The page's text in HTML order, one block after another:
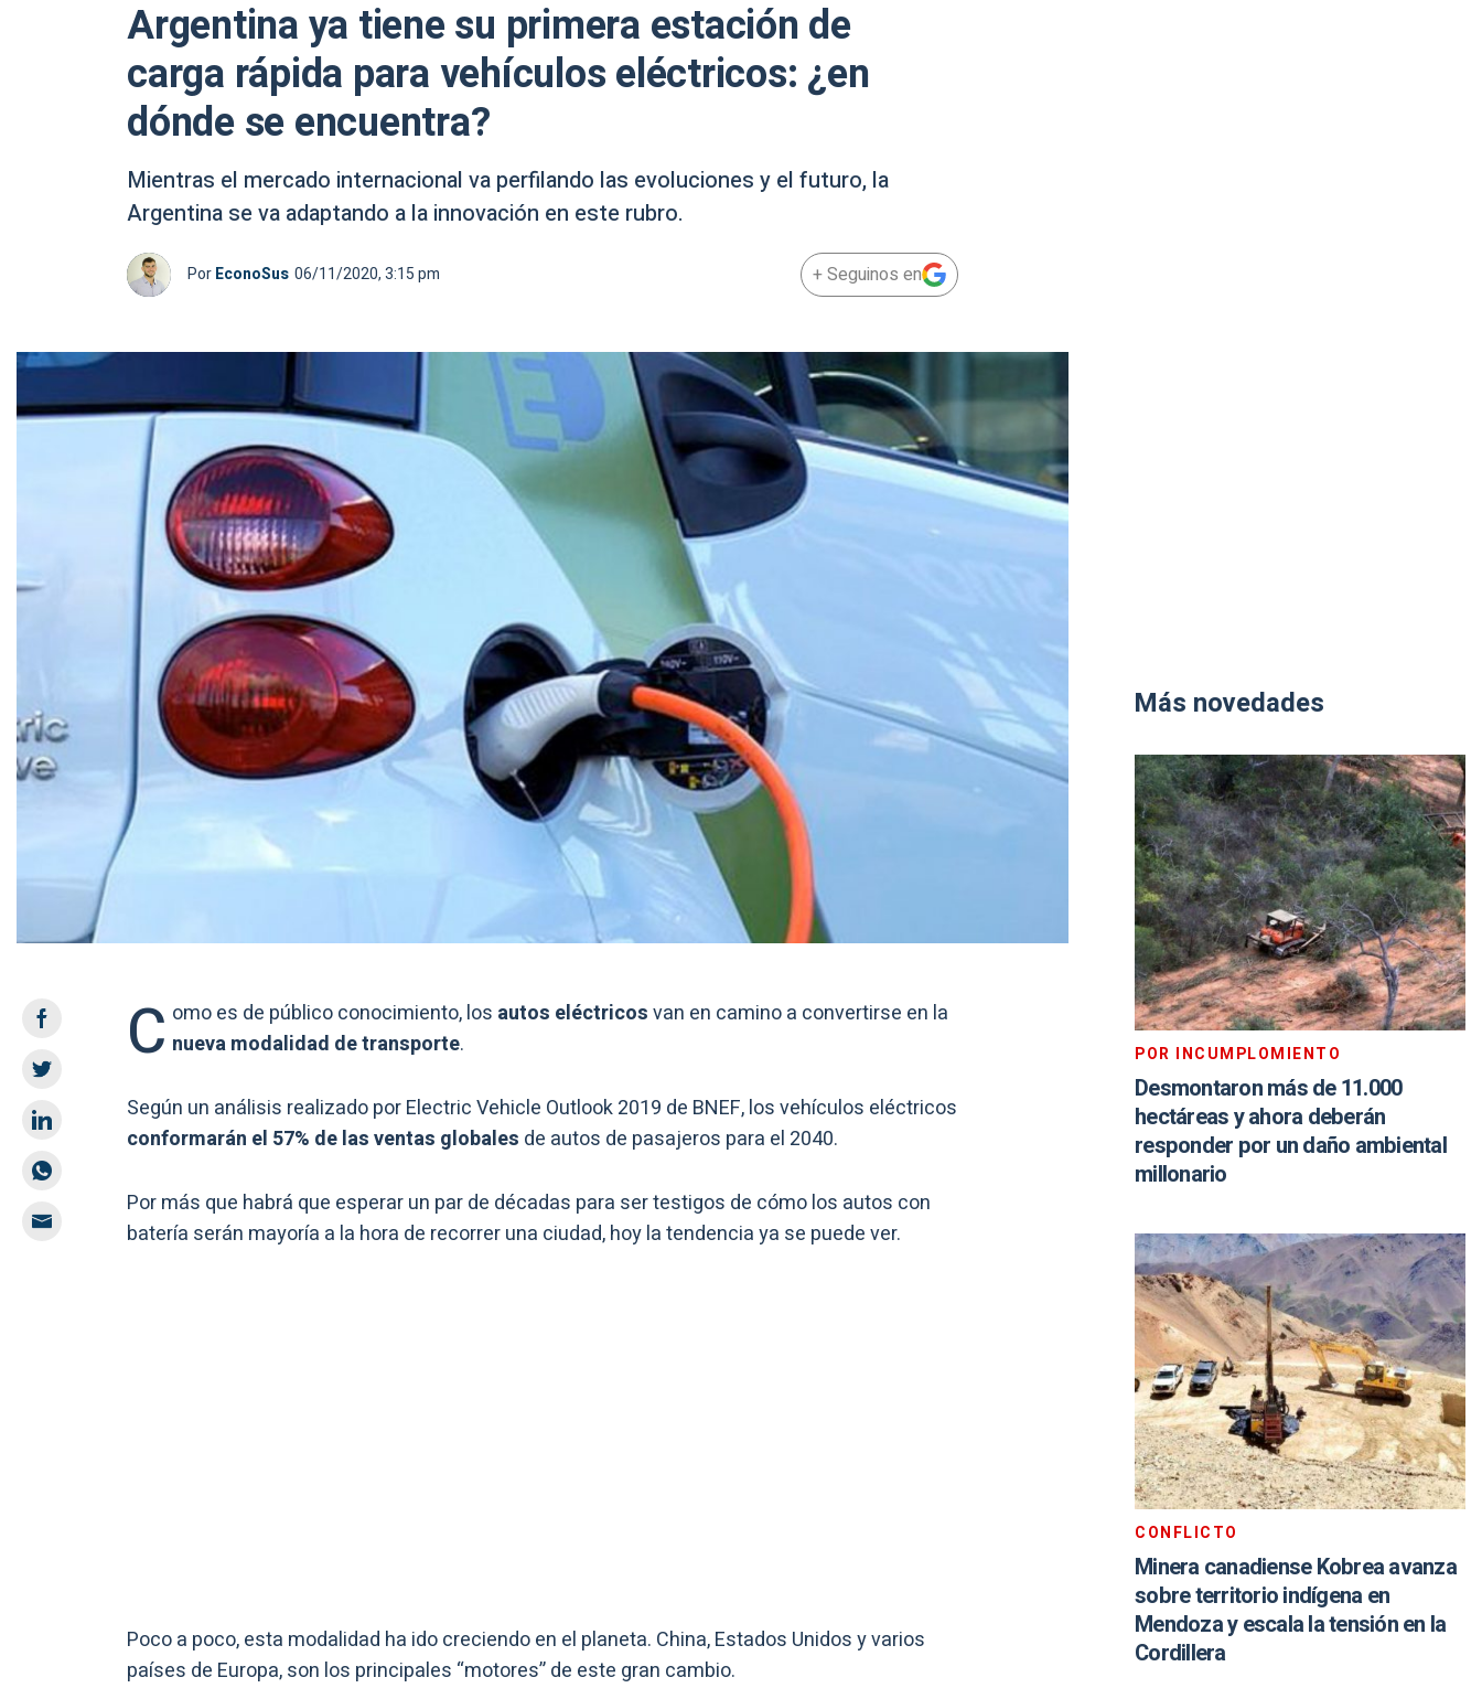
Argentina ya tiene su primera estación de
carga rápida para vehículos eléctricos: ¿en
dónde se encuentra?
Mientras el mercado internacional va perfilando las evoluciones y el futuro, la
Argentina se va adaptando a la innovación en este rubro.
PorEconoSus 06/11/2020, 3:15 pm + Seguinos en
C omo es de público conocimiento, los autos eléctricosvan en camino a convertirse en la
nueva modalidad de transporte.
Según un análisis realizado por Electric Vehicle Outlook 2019 de BNEF, los vehículos eléctricos
conformarán el 57% de las ventas globales de autos de pasajeros para el 2040.
Por más que habrá que esperar un par de décadas para ser testigos de cómo los autos con
batería serán mayoría a la hora de recorrer una ciudad, hoy la tendencia ya se puede ver.
Poco a poco, esta modalidad ha ido creciendo en el planeta. China, Estados Unidos y varios
países de Europa, son los principales “motores” de este gran cambio.
Más novedades
POR INCUMPLOMIENTO
Desmontaron más de 11.000
hectáreas y ahora deberán
responder por un daño ambiental
millonario
CONFLICTO
Minera canadiense Kobrea avanza
sobre territorio indígena en
Mendoza y escala la tensión en la
Cordillera